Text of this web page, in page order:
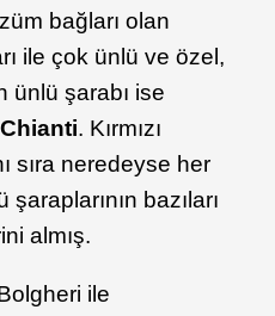
bağları olan
ile çok ünlü ve özel,
ünlü şarabı ise
Chianti. Kırmızı
sıra neredeyse her
bazıları
almış.
ile